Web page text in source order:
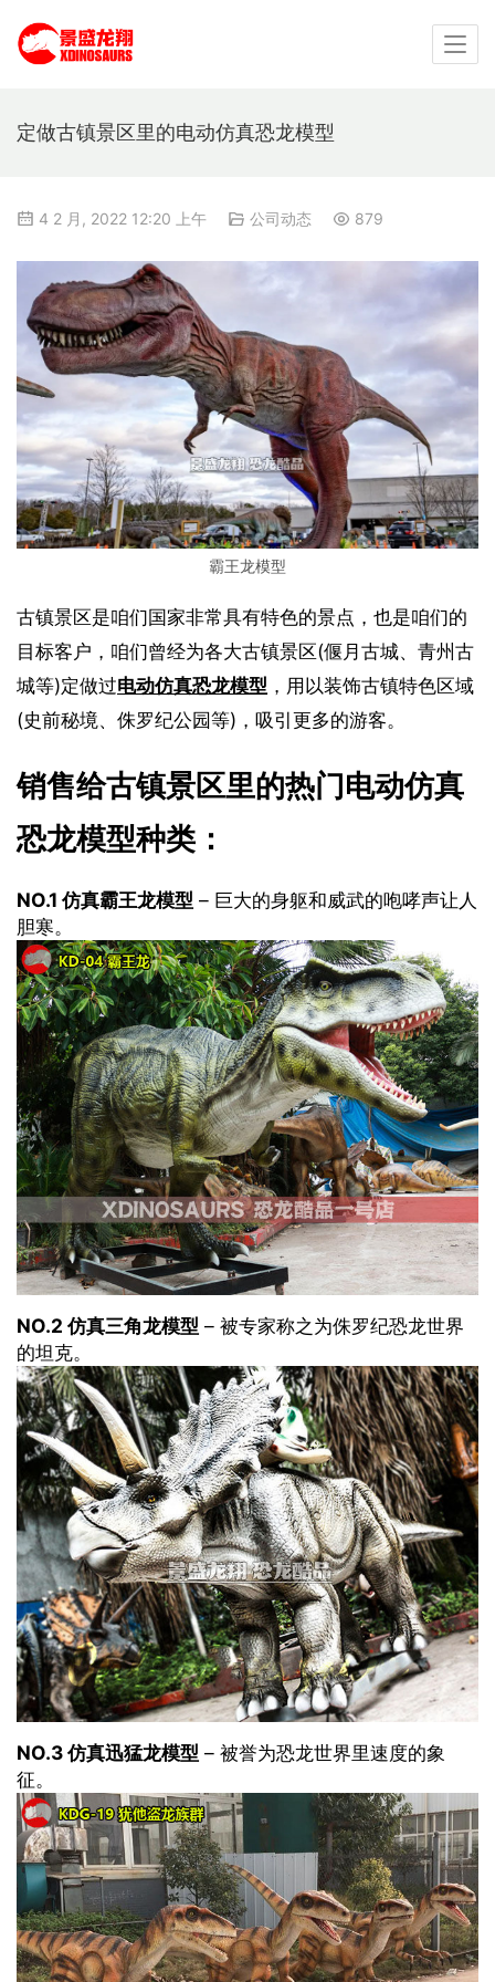
定做古镇景区里的电动仿真恐龙模型
4 2 月, 2022 12:20 上午 公司动态 879
霸王龙模型
古镇景区是咱们国家非常具有特色的景点，也是咱们的
目标客户，咱们曾经为各大古镇景区(偃月古城、青州古
城等)定做过电动仿真恐龙模型 ，用以装饰古镇特色区域
(史前秘境、侏罗纪公园等)，吸引更多的游客。
销售给古镇景区里的热门电动仿真
恐龙模型种类：
NO.1 仿真霸王龙模型 – 巨大的身躯和威武的咆哮声让人
胆寒。
NO.2 仿真三角龙模型 – 被专家称之为侏罗纪恐龙世界
的坦克。
NO.3 仿真迅猛龙模型 – 被誉为恐龙世界里速度的象
征。